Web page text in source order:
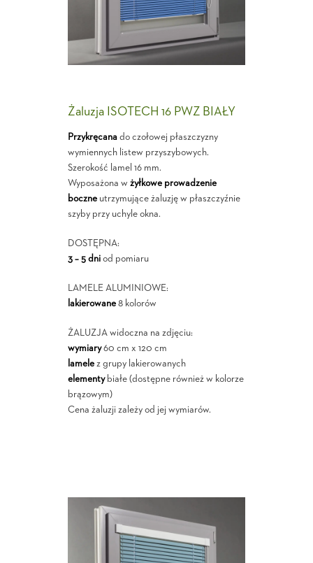
Żaluzja ISOTECH 16 PWZ BIAŁY
Przykręcanado czołowej płaszczyzny
wymiennych listew przyszybowych.
Szerokość lamel 16 mm.
Wyposażona w żyłkowe prowadzenie
boczneutrzymujące żaluzję w płaszczyźnie
szyby przy uchyle okna.
DOSTĘPNA:
3 – 5 dniod pomiaru
LAMELE ALUMINIOWE:
lakierowane8 kolorów
ŻALUZJA widoczna na zdjęciu:
wymiary60 cm x 120 cm
lamelez grupy lakierowanych
elementybiałe (dostępne również w kolorze
brązowym)
Cena żaluzji zależy od jej wymiarów.